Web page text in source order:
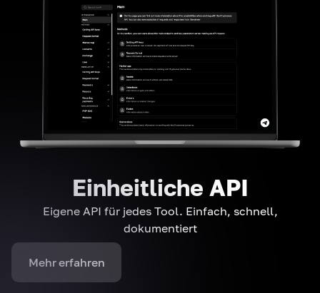
Einheitliche API
Eigene API für jedes Tool. Einfach, schnell,
dokumentiert
Mehr erfahren